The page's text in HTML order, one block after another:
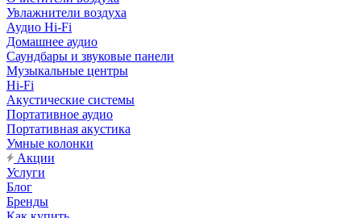
Увлажнители воздуха
Аудио Hi-Fi
Домашнее аудио
Саундбары и звуковые панели
Музыкальные центры
Hi-Fi
Акустические системы
Портативное аудио
Портативная акустика
Умные колонки
Акции
Услуги
Блог
Бренды